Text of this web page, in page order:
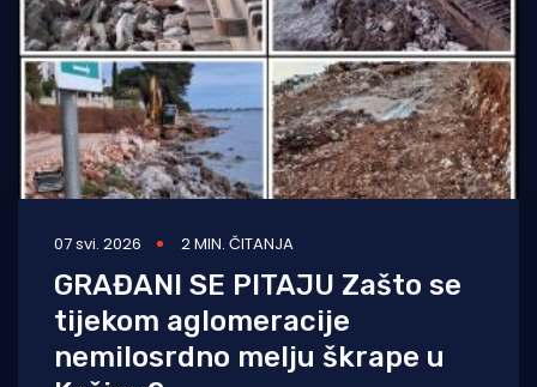
07 svi. 2026 2 MIN. ČITANJA
GRAĐANI SE PITAJU Zašto se
tijekom aglomeracije
nemilosrdno melju škrape u